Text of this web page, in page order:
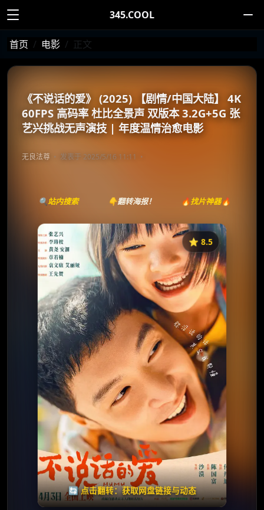
345.COOL
首页 电影 正文
《不说话的爱》 (2025) 【剧情/中国大陆】 4K
60FPS 高码率 杜比全景声 双版本 3.2G+5G 张
艺兴挑战无声演技 | 年度温情治愈电影
无良法尊 发表于 2025/5/16 11:11
🔍站内搜索 👇翻转海报！ 🔥找片神器🔥
⭐️ 8.5
🔄 点击翻转：获取网盘链接与动态
《不说话的爱》
⭐
收藏
⭐️ 评分：8.5 | 🎬 2025年
夸克网盘
百度网盘
迅雷网盘
失效请反馈
🧧️
天天领红包